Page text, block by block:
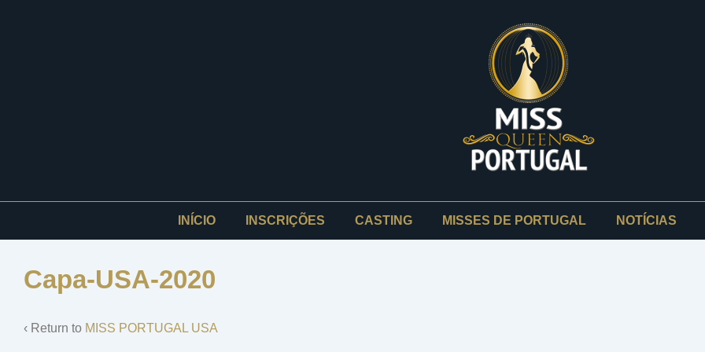
Navegação
INÍCIO INSCRIÇÕES CASTING MISSES DE PORTUGAL NOTÍCIAS
Capa-USA-2020
‹ Return to MISS PORTUGAL USA